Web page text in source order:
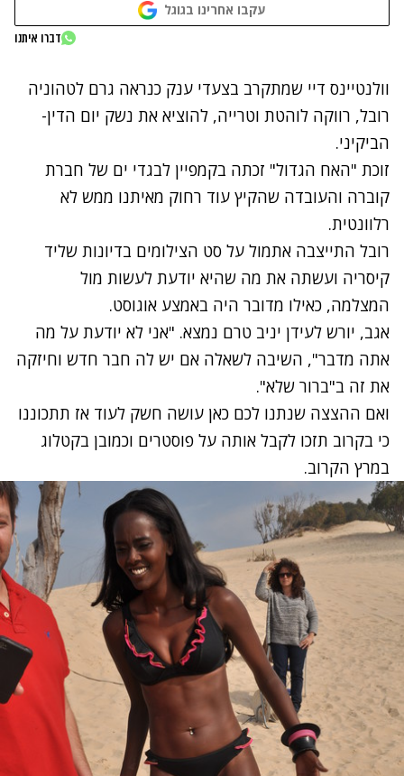
עקבו אחרינו בגוגל
נתקלנו בבעיה
דברו איתנו
וולנטיינס דיי שמתקרב בצעדי ענק כנראה גרם לטהוניה
רובל, רווקה לוהטת וטרייה, להוציא את נשק יום הדין-
הביקיני.
זוכת "האח הגדול" זכתה בקמפיין לבגדי ים של חברת
קוברה והעובדה שהקיץ עוד רחוק מאיתנו ממש לא
רלוונטית.
רובל התייצבה אתמול על סט הצילומים בדיונות שליד
קיסריה ועשתה את מה שהיא יודעת לעשות מול
המצלמה, כאילו מדובר היה באמצע אוגוסט.
אגב, יורש לעידן יניב טרם נמצא. "אני לא יודעת על מה
אתה מדבר", השיבה לשאלה אם יש לה חבר חדש וחיזקה
את זה ב"ברור שלא".
ואם ההצצה שנתנו לכם כאן עושה חשק לעוד אז תתכוננו
כי בקרוב תזכו לקבל אותה על פוסטרים וכמובן בקטלוג
במרץ הקרוב.